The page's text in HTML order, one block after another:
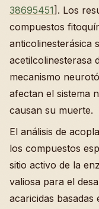
38695451]. Los
compuestos
anticolinesterásica
acetilcolinesterasa
mecanismo
afectan el sistema
causan su muerte.
El análisis de
los compuestos
sitio activo de la
valiosa para el
acaricidas